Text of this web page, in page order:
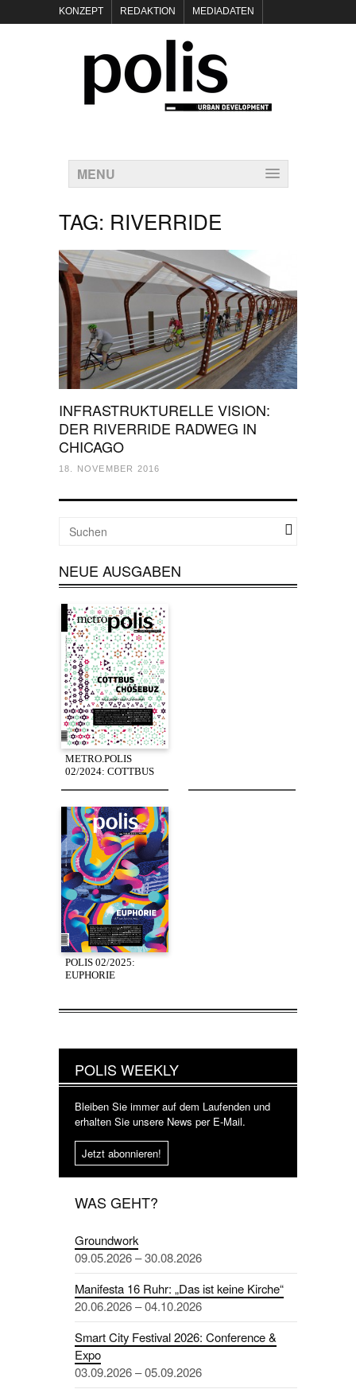
KONZEPT REDAKTION MEDIADATEN
POLIS KEYNOTES
KONTAKT DATENSCHUTZ IMPRESSUM
MENU
TAG: RIVERRIDE
INFRASTRUKTURELLE VISION:
DER RIVERRIDE RADWEG IN
CHICAGO
18. NOVEMBER 2016
NEUE AUSGABEN
METRO.POLIS
02/2024: COTTBUS
POLIS 02/2025:
EUPHORIE
POLIS WEEKLY
Bleiben Sie immer auf dem Laufenden und
erhalten Sie unsere News per E-Mail.
Jetzt abonnieren!
WAS GEHT?
Groundwork
09.05.2026 – 30.08.2026
Manifesta 16 Ruhr: „Das ist keine Kirche“
20.06.2026 – 04.10.2026
Smart City Festival 2026: Conference &
Expo
03.09.2026 – 05.09.2026